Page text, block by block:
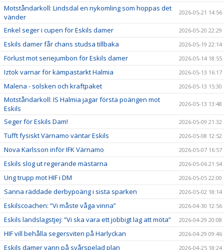
Motståndarkoll: Lindsdal en nykomling som hoppas det
vänder
2026-05-21 14:56
Enkel seger i cupen för Eskils damer 2026-05-20 22:29
Eskils damer får chans studsa tillbaka 2026-05-19 22:14
Förlust mot seriejumbon för Eskils damer 2026-05-14 18:55
Iztok varnar för kämpastarkt Halmia 2026-05-13 16:17
Malena - solsken och kraftpaket 2026-05-13 15:30
Motståndarkoll: IS Halmia jagar första poängen mot
Eskils
2026-05-13 13:48
Seger för Eskils Dam! 2026-05-09 21:32
Tufft fysiskt Värnamo väntar Eskils 2026-05-08 12:52
Nova Karlsson inför IFK Värnamo 2026-05-07 16:57
Eskils slog ut regerande mästarna 2026-05-06 21:54
Ung trupp mot HIF i DM 2026-05-05 22:00
Sanna räddade derbypoäng i sista sparken 2026-05-02 18:14
Eskilscoachen: ”Vi måste våga vinna” 2026-04-30 12:56
Eskils landslagstjej: ”Vi ska vara ett jobbigt lag att möta” 2026-04-29 20:08
HIF vill behålla segersviten på Harlyckan 2026-04-29 09:46
Eskils damer vann på svårspelad plan 2026-04-25 18:24